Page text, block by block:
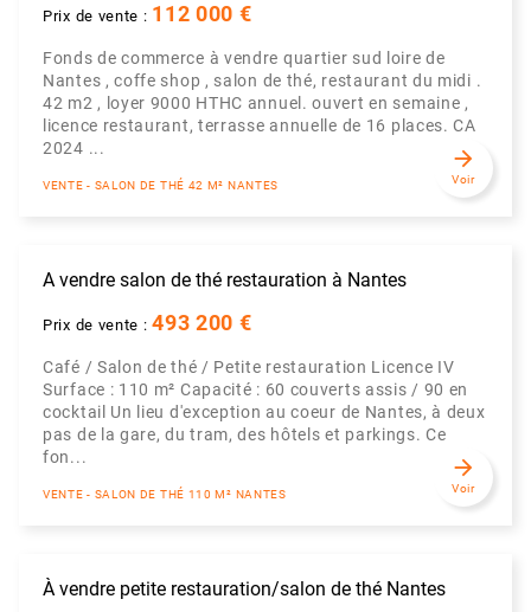
Prix de vente : 112 000 €
Fonds de commerce à vendre quartier sud loire de
Nantes , coffe shop , salon de thé, restaurant du midi .
42 m2 , loyer 9000 HTHC annuel. ouvert en semaine ,
licence restaurant, terrasse annuelle de 16 places. CA
2024 ...
VENTE - SALON DE THÉ 42 M² NANTES
arrow_forward
Voir
A vendre salon de thé restauration à Nantes
Prix de vente :493 200 €
Café / Salon de thé / Petite restauration Licence IV
Surface : 110 m² Capacité : 60 couverts assis / 90 en
cocktail Un lieu d'exception au coeur de Nantes, à deux
pas de la gare, du tram, des hôtels et parkings. Ce
fon...
VENTE - SALON DE THÉ 110 M² NANTES
arrow_forward
Voir
À vendre petite restauration/salon de thé Nantes